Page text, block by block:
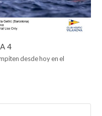
4
desde hoy en el